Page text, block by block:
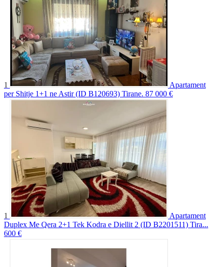
1
Apartament
per Shitje 1+1 ne Astir (ID B120693) Tirane. 87 000 €
1
Apartament
Duplex Me Qera 2+1 Tek Kodra e Diellit 2 (ID B2201511) Tira...
600 €